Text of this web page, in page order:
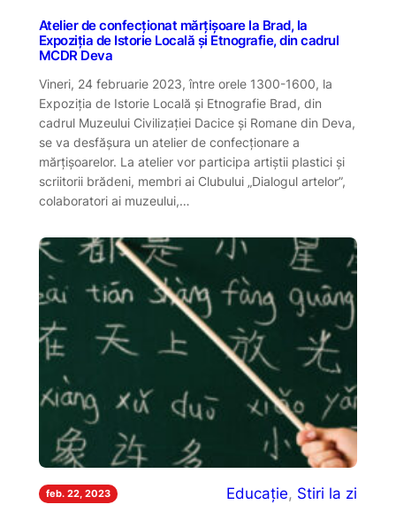
Atelier de confecționat mărțișoare la Brad, la
Expoziția de Istorie Locală și Etnografie, din cadrul
MCDR Deva
Vineri, 24 februarie 2023, între orele 1300-1600, la
Expoziția de Istorie Locală și Etnografie Brad, din
cadrul Muzeului Civilizației Dacice și Romane din Deva,
se va desfășura un atelier de confecționare a
mărțișoarelor. La atelier vor participa artiștii plastici și
scriitorii brădeni, membri ai Clubului „Dialogul artelor”,
colaboratori ai muzeului,…
feb. 22, 2023 Educație, Stiri la zi